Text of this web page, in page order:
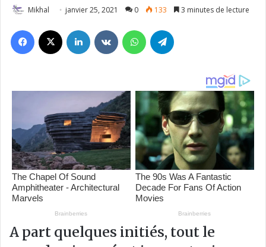
Mikhal janvier 25, 2021 0 133 3 minutes de lecture
Facebook Linkedin VKontakteWhatsApp
A part quelques initiés, tout le